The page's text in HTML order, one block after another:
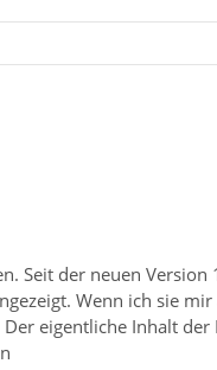
Seit der neuen Version
Wenn ich sie mir
eigentliche Inhalt